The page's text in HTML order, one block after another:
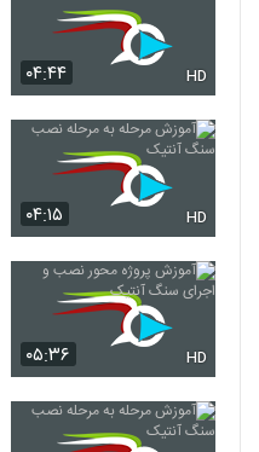
۰۴:۴۴ HD
۰۴:۱۵ HD
۰۵:۳۶ HD